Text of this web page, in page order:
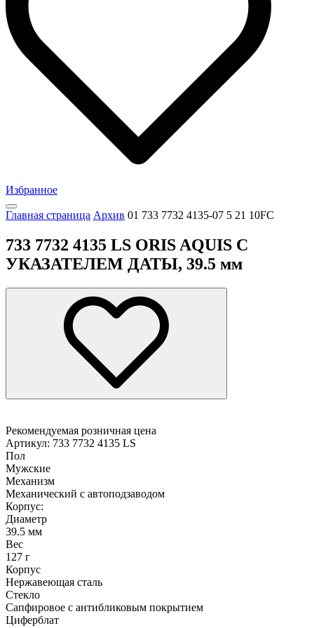
Избранное
Главная страница Архив 01 733 7732 4135-07 5 21 10FC
733 7732 4135 LS ORIS AQUIS С
УКАЗАТЕЛЕМ ДАТЫ, 39.5 мм
Рекомендуемая розничная цена
Артикул: 733 7732 4135 LS
Пол
Мужские
Механизм
Механический с автоподзаводом
Корпус:
Диаметр
39.5 мм
Вес
127 г
Корпус
Нержавеющая сталь
Стекло
Сапфировое с антибликовым покрытием
Циферблат